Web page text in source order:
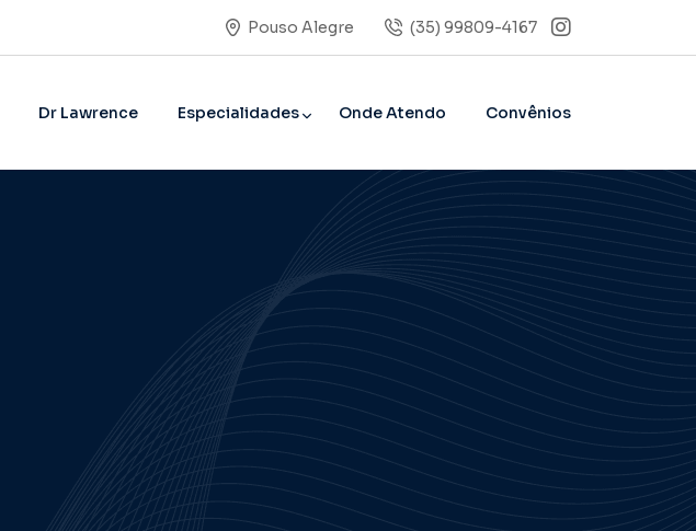
Pouso Alegre (35) 99809-4167
Dr Lawrence Especialidades Onde Atendo Convênios